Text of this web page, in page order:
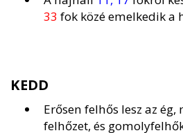
33 fok közé emelkedik a
KEDD
Erősen felhős lesz az ég,
felhőzet, és